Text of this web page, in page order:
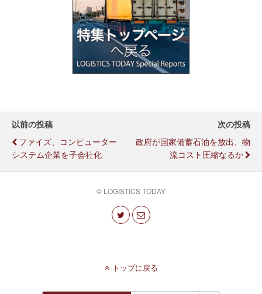
以前の投稿
ファイズ、コンピューター
システム企業を子会社化
次の投稿
政府が国家備蓄石油を放出、物
流コスト圧縮なるか
© LOGISTICS TODAY
トップに戻る